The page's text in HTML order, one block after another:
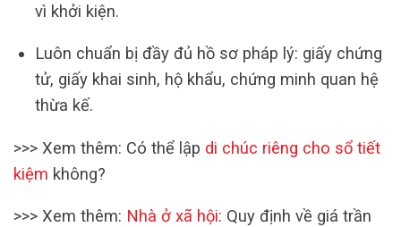
vì khởi kiện.
Luôn chuẩn bị đầy đủ hồ sơ pháp lý: giấy chứng
tử, giấy khai sinh, hộ khẩu, chứng minh quan hệ
thừa kế.
>>> Xem thêm: Có thể lập di chúc riêng cho sổ tiết
kiệm không?
>>> Xem thêm: Nhà ở xã hội: Quy định về giá trần